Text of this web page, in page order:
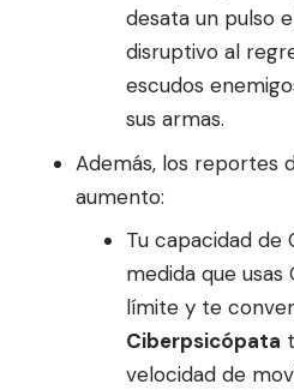
desata un pulso
disruptivo al
escudos
sus armas.
Además, los reportes
aumento:
Tu capacidad de
medida que usas
límite y te
Ciberpsicópata
velocidad de